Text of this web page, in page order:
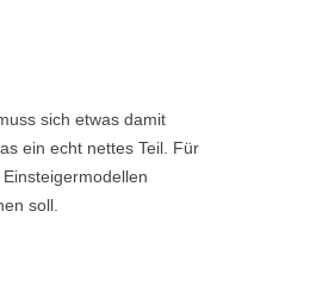
sich etwas damit
ein echt nettes Teil. Für
soll.